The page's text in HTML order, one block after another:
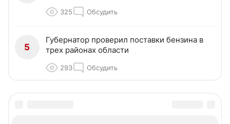
325 Обсудить
5
Губернатор проверил поставки бензина в
трех районах области
293 Обсудить